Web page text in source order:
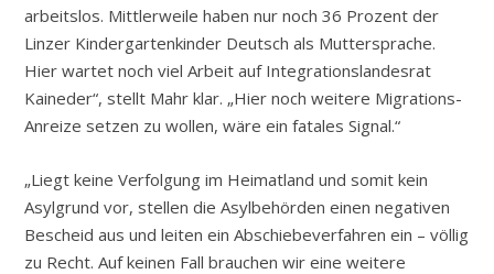
arbeitslos. Mittlerweile haben nur noch 36 Prozent der
Linzer Kindergartenkinder Deutsch als Muttersprache.
Hier wartet noch viel Arbeit auf Integrationslandesrat
Kaineder“, stellt Mahr klar. „Hier noch weitere Migrations-
Anreize setzen zu wollen, wäre ein fatales Signal.“
„Liegt keine Verfolgung im Heimatland und somit kein
Asylgrund vor, stellen die Asylbehörden einen negativen
Bescheid aus und leiten ein Abschiebeverfahren ein – völlig
zu Recht. Auf keinen Fall brauchen wir eine weitere